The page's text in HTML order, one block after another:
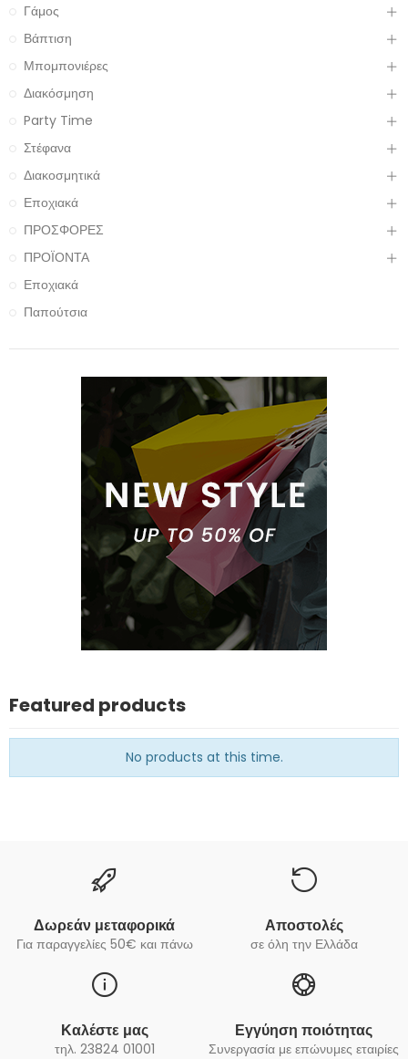
Γάμος
Βάπτιση
Μπομπονιέρες
Διακόσμηση
Party Time
Στέφανα
Διακοσμητικά
Εποχιακά
ΠΡΟΣΦΟΡΕΣ
ΠΡΟΪΟΝΤΑ
Εποχιακά
Παπούτσια
Featured products
No products at this time.
Δωρεάν μεταφορικά
Για παραγγελίες 50€ και πάνω
Αποστολές
σε όλη την Ελλάδα
Καλέστε μας
τηλ. 23824 01001
Εγγύηση ποιότητας
Συνεργασία με επώνυμες εταιρίες